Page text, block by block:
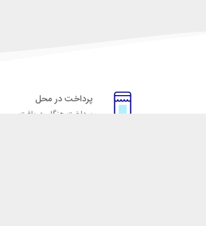
پرداخت در محل
پرداخت هنگام دریافت